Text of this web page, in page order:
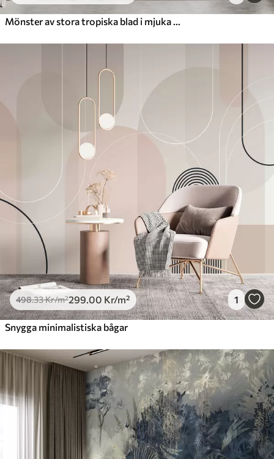
498.33Kr/m²299 .00 Kr/m² 1
Snygga minimalistiska bågar